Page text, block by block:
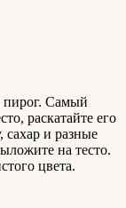
пирог. Самый
раскатайте его
и разные
на тесто.
цвета.